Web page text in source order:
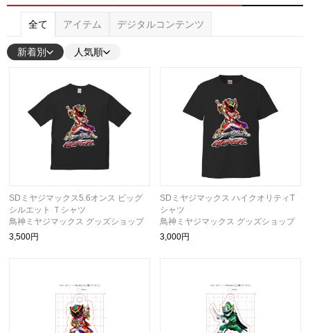
全て アイテム デジタルコンテンツ
新着別 人気順
SDミヤジマックス5.6オンス ビッグ
シルエット Ｔシャツ
鳥神ミヤジマックス グッズショップ
3,500円
SDミヤジマックス ハイクオリティT
シャツ
鳥神ミヤジマックス グッズショップ
3,000円